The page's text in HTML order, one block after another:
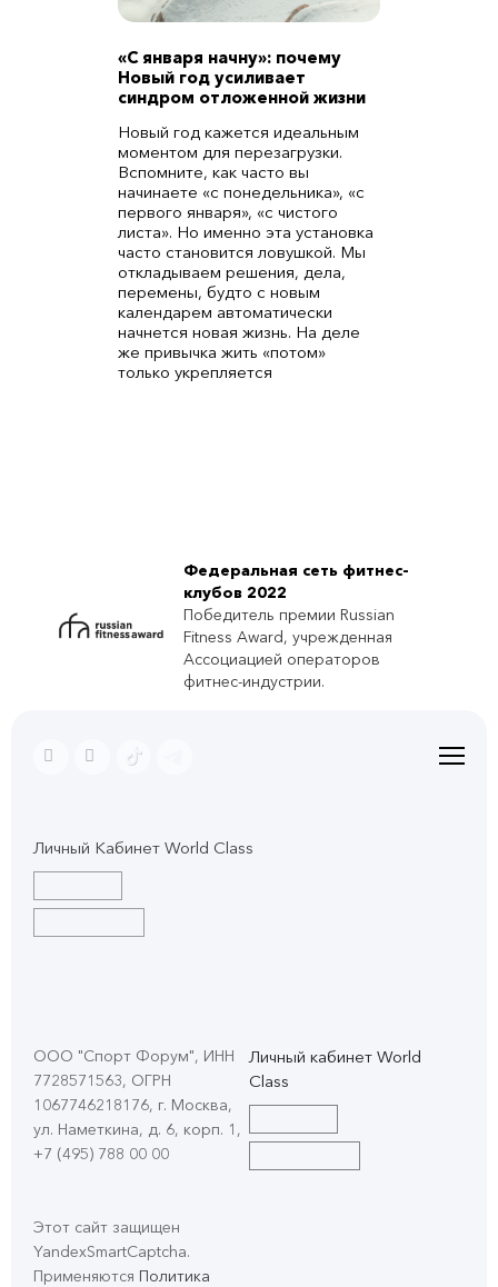
«С января начну»: почему
Новый год усиливает
синдром отложенной жизни
Новый год кажется идеальным
моментом для перезагрузки.
Вспомните, как часто вы
начинаете «с понедельника», «с
первого января», «с чистого
листа». Но именно эта установка
часто становится ловушкой. Мы
откладываем решения, дела,
перемены, будто с новым
календарем автоматически
начнется новая жизнь. На деле
же привычка жить «потом»
только укрепляется
Федеральная сеть фитнес-
клубов 2022
Победитель премии Russian
Fitness Award, учрежденная
Ассоциацией операторов
фитнес-индустрии.
Личный Кабинет World Class
ООО "Спорт Форум", ИНН
7728571563, ОГРН
1067746218176, г. Москва,
ул. Наметкина, д. 6, корп. 1 ,
+7 (495) 788 00 00
Этот сайт защищен
YandexSmartCaptcha.
Применяются Политика
Личный кабинет World
Class